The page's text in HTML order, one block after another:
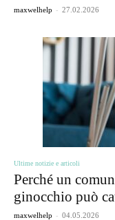
maxwelhelp - 27.02.2026
Ultime notizie e articoli
Perché un
ginocchio può
maxwelhelp - 04.05.2026